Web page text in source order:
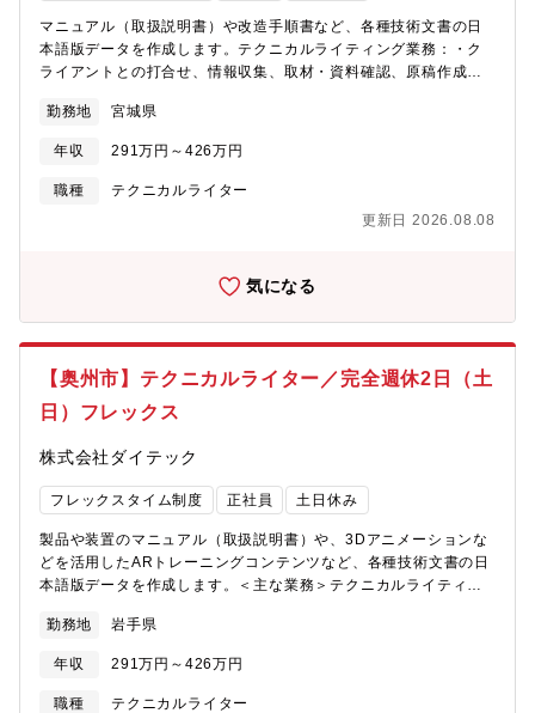
ています。ご家族やご親族の利用も可能です。※詳細はこちらを
確認ください。https://x.gd/0yKEP
マニュアル（取扱説明書）や改造手順書など、各種技術文書の日
本語版データを作成します。テクニカルライティング業務：・ク
ライアントとの打合せ、情報収集、取材・資料確認、原稿作成・
など装置知識や、業務の流れはしっかりと教育しますのでご安心
ください。※マニュアルの言語展開もありますので、英語以外
（特に韓国語）に精通している方は大歓迎（外国語が苦手な方で
も問題ありません）大手企業であるお客様の事業所内、当社就業
ピールポイント】・フレックスタイム制度あり（出勤日は客先カ
用バスもあり、環境が整っています。テクニカルライターの醍醐
味は、喜びを味わえる瞬間が多くあることです。クライアントに
喜んでいただけた時はもちろんのこと、結果以上の表現のライテ
ィングができた時などなど。先輩方の多くが未経験からスタート
しています。新しいことにチャレンジすることが好きな方、物事
をわかりやすく人に伝えることが好きな方、私たちと一緒にテク
ニカルライターの醍醐味を味わってみませんか。ダイテックは
長く培ってきた技術をもとに、クライアントのビジネスモデルや
き、顧客に寄り添うサービスを提案・提供しています。
勤務地 宮城県
年収 291万円～426万円
職種
テクニカルライター
更新日 2026.08.08
気になる
【奥州市】テクニカルライター／完全週休2日（土
日）フレックス
株式会社ダイテック
フレックスタイム制度 正社員 土日休み
製品や装置のマニュアル（取扱説明書）や、3Dアニメーションな
どを活用したARトレーニングコンテンツなど、各種技術文書の日
本語版データを作成します。＜主な業務＞テクニカルライティン
ルライティングを行います。・クライアントとの打合せ、情報収
集、取材・資料確認、原稿作成・テクニカルイラストの作成およ
び作成指示・データ編集（専用ソフトを使用） など大手企
業であるお客様の事業所内、当社就業エリアでの勤務になりま
勤務地 岩手県
年収 291万円～426万円
職種
テクニカルライター